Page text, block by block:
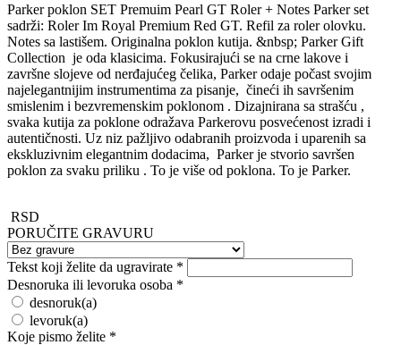
Parker poklon SET Premuim Pearl GT Roler + Notes Parker set
sadrži: Roler Im Royal Premium Red GT. Refil za roler olovku.
Notes sa lastišem. Originalna poklon kutija. &nbsp; Parker Gift
Collection je oda klasicima. Fokusirajući se na crne lakove i
završne slojeve od nerđajućeg čelika, Parker odaje počast svojim
najelegantnijim instrumentima za pisanje, čineći ih savršenim
smislenim i bezvremenskim poklonom . Dizajnirana sa strašću ,
svaka kutija za poklone odražava Parkerovu posvećenost izradi i
autentičnosti. Uz niz pažljivo odabranih proizvoda i uparenih sa
ekskluzivnim elegantnim dodacima, Parker je stvorio savršen
poklon za svaku priliku . To je više od poklona. To je Parker.
RSD
PORUČITE GRAVURU
Tekst koji želite da ugravirate *
Desnoruka ili levoruka osoba *
desnoruk(a)
levoruk(a)
Koje pismo želite *